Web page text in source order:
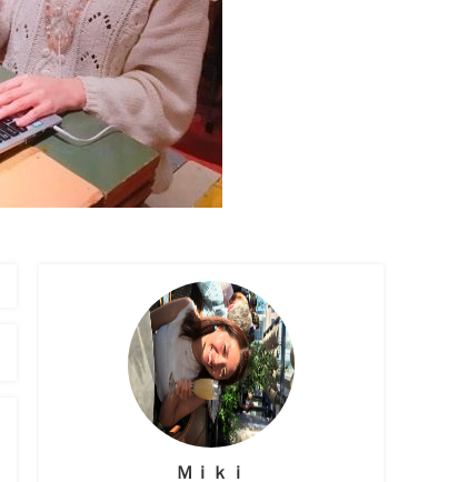
Ｍｉｋｉ